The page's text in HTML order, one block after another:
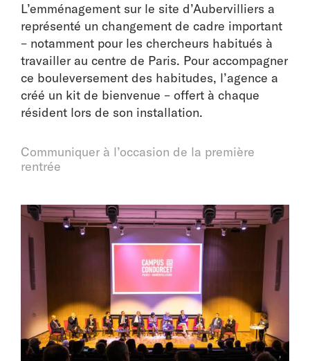
L’emménagement sur le site d’Aubervilliers a
représenté un changement de cadre important
– notamment pour les chercheurs habitués à
travailler au centre de Paris. Pour accompagner
ce bouleversement des habitudes, l’agence a
créé un kit de bienvenue – offert à chaque
résident lors de son installation.
Communiquer à l’occasion de la première
rentrée